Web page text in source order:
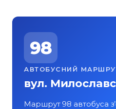
98
АВТОБУСНИЙ
вул.
Маршрут 98 автобуса